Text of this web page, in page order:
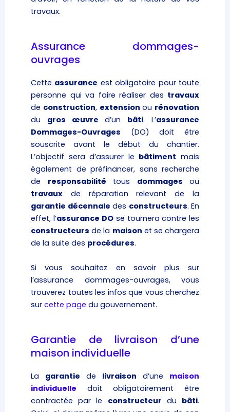
travaux.
Assurance dommages-
ouvrages
Cette assurance est obligatoire pour toute
personne qui va faire réaliser des travaux
de construction, extension ou rénovation
du gros œuvre d’un bâti. L’assurance
Dommages-Ouvrages (DO) doit être
souscrite avant le début du chantier.
L’objectif sera d’assurer le bâtiment mais
également de préfinancer, sans recherche
de responsabilité tous dommages ou
travaux de réparation relevant de la
garantie décennale des constructeurs. En
effet, l’assurance DO se tournera contre les
constructeurs de la maison et se chargera
de la suite des procédures.
Si vous souhaitez en savoir plus sur
l’assurance dommages-ouvrages, vous
trouverez toutes les infos que vous cherchez
sur cette page du gouvernement.
Garantie de livraison d’une
maison individuelle
La garantie de livraison d’une maison
individuelle doit obligatoirement être
contractée par le constructeur du bâti.